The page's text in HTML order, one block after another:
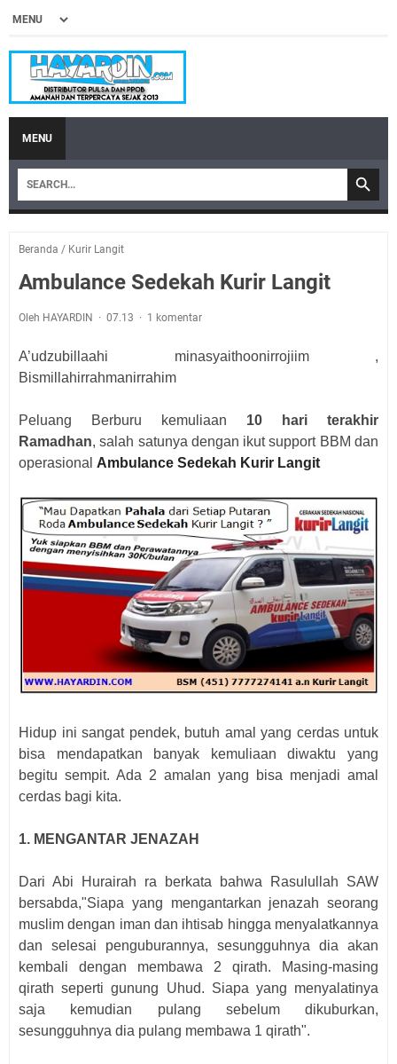
MENU
Beranda / Kurir Langit
Ambulance Sedekah Kurir Langit
Oleh HAYARDIN 07.13 1 komentar
A’udzubillaahi minasyaithoonirrojiim ,
Bismillahirrahmanirrahim
Peluang Berburu kemuliaan 10 hari terakhir
Ramadhan, salah satunya dengan ikut support BBM dan
operasional Ambulance Sedekah Kurir Langit
Hidup ini sangat pendek, butuh amal yang cerdas untuk
bisa mendapatkan banyak kemuliaan diwaktu yang
begitu sempit. Ada 2 amalan yang bisa menjadi amal
cerdas bagi kita.
1. MENGANTAR JENAZAH
Dari Abi Hurairah ra berkata bahwa Rasulullah SAW
bersabda,"Siapa yang mengantarkan jenazah seorang
muslim dengan iman dan ihtisab hingga menyalatkannya
dan selesai penguburannya, sesungguhnya dia akan
kembali dengan membawa 2 qirath. Masing-masing
qirath seperti gunung Uhud. Siapa yang menyalatinya
saja kemudian pulang sebelum dikuburkan,
sesungguhnya dia pulang membawa 1 qirath".